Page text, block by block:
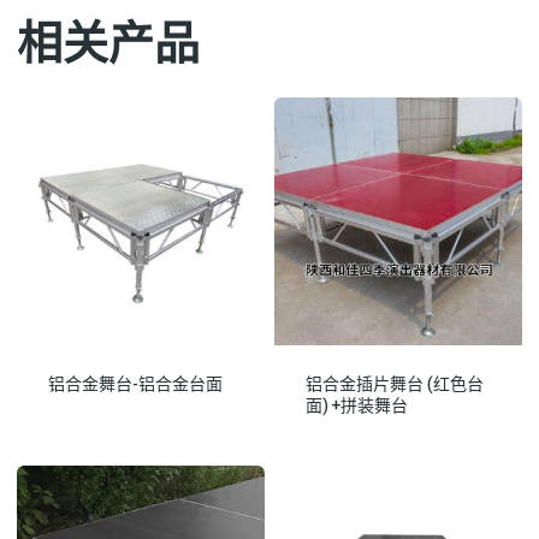
相关产品
铝合金舞台-铝合金台面
铝合金插片舞台 (红色台
面) +拼装舞台